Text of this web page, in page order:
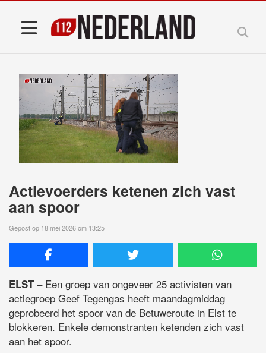
Actievoerders ketenen zich vast
aan spoor
Gepost op 18 mei 2026 om 13:25
ELST– Een groep van ongeveer 25 activisten van
actiegroep Geef Tegengas heeft maandagmiddag
geprobeerd het spoor van de Betuweroute in Elst te
blokkeren. Enkele demonstranten ketenden zich vast
aan het spoor.